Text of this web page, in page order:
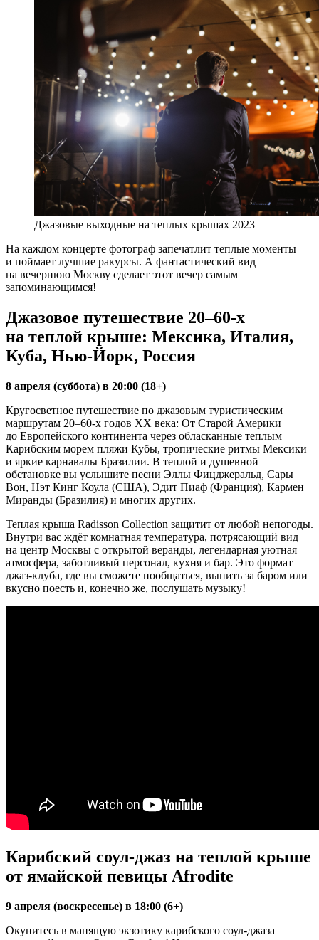
Джазовые выходные на теплых крышах 2023
На каждом концерте фотограф запечатлит теплые моменты
и поймает лучшие ракурсы. А фантастический вид
на вечернюю Москву сделает этот вечер самым
запоминающимся!
Джазовое путешествие 20–60-х
на теплой крыше: Мексика, Италия,
Куба, Нью-Йорк, Россия
8 апреля (суббота) в 20:00 (18+)
Кругосветное путешествие по джазовым туристическим
маршрутам 20–60-х годов XX века: От Старой Америки
до Европейского континента через обласканные теплым
Карибским морем пляжи Кубы, тропические ритмы Мексики
и яркие карнавалы Бразилии. В теплой и душевной
обстановке вы услышите песни Эллы Фицджеральд, Сары
Вон, Нэт Кинг Коула (США), Эдит Пиаф (Франция), Кармен
Миранды (Бразилия) и многих других.
Теплая крыша Radisson Collection защитит от любой непогоды.
Внутри вас ждёт комнатная температура, потрясающий вид
на центр Москвы с открытой веранды, легендарная уютная
атмосфера, заботливый персонал, кухня и бар. Это формат
джаз-клуба, где вы сможете пообщаться, выпить за баром или
вкусно поесть и, конечно же, послушать музыку!
Карибский соул-джаз на теплой крыше
от ямайской певицы Afrodite
9 апреля (воскресенье) в 18:00 (6+)
Окунитесь в манящую экзотику карибского соул-джаза